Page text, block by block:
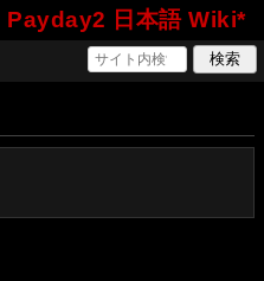
Payday2 日本語 Wiki*